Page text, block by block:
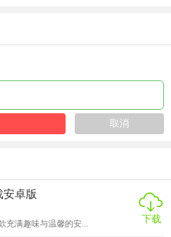
卓版
充满趣味与温馨的安...
下载